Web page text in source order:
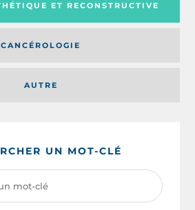
AUTRE
ET RECONSTRUCTIVE
CANCÉROLOGIE
UN MOT-CLÉ